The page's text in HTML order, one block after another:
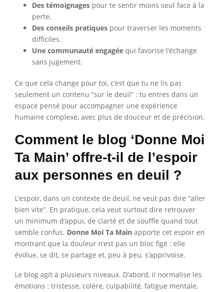
Des témoignages pour te sentir moins seul face à la
perte.
Des conseils pratiques pour traverser les moments
difficiles.
Une communauté engagée qui favorise l’échange
sans jugement.
Ce que cela change pour toi, c’est que tu ne lis pas
seulement un contenu “sur le deuil” : tu entres dans un
espace pensé pour accompagner une expérience
humaine complexe, avec plus de douceur et de précision.
Comment le blog ‘Donne Moi
Ta Main’ offre-t-il de l’espoir
aux personnes en deuil ?
L’espoir, dans un contexte de deuil, ne veut pas dire “aller
bien vite”. En pratique, cela veut surtout dire retrouver
un minimum d’appui, de clarté et de souffle quand tout
semble confus. Donne Moi Ta Main apporte cet espoir en
montrant que la douleur n’est pas un bloc figé : elle
évolue, se dit, se partage et, peu à peu, s’apprivoise.
Le blog agit à plusieurs niveaux. D’abord, il normalise les
émotions : tristesse, colère, culpabilité, fatigue mentale,